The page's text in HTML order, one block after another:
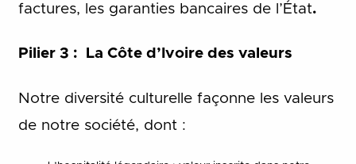
factures, les garanties bancaires de l’État.
Pilier 3 : La Côte d’Ivoire des valeurs
Notre diversité culturelle façonne les valeurs
de notre société, dont :